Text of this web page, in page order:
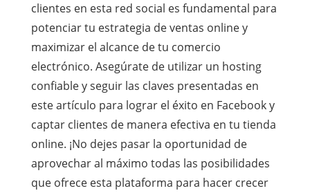
clientes en esta red social es fundamental para
potenciar tu estrategia de ventas online y
maximizar el alcance de tu comercio
electrónico. Asegúrate de utilizar un hosting
confiable y seguir las claves presentadas en
este artículo para lograr el éxito en Facebook y
captar clientes de manera efectiva en tu tienda
online. ¡No dejes pasar la oportunidad de
aprovechar al máximo todas las posibilidades
que ofrece esta plataforma para hacer crecer